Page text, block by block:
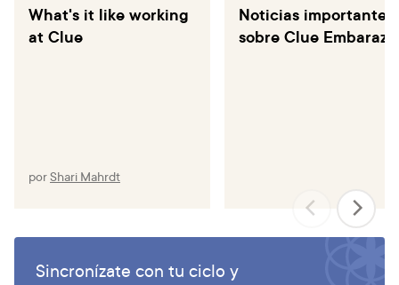
What's it like working
at Clue
porShari Mahrdt
Noticias importantes
sobre Clue Embarazo
Sincronízate con tu ciclo y